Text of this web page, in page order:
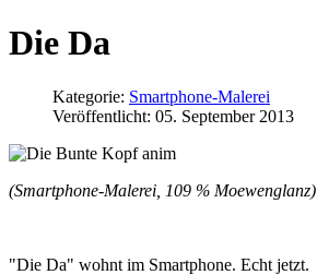
Die Da
Kategorie: Smartphone-Malerei
Veröffentlicht: 05. September 2013
(Smartphone-Malerei, 109 % Moewenglanz)
"Die Da" wohnt im Smartphone. Echt jetzt.